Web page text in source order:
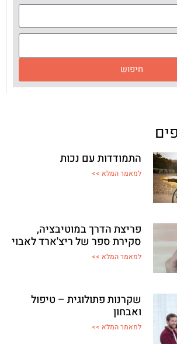
חיפוש
התמודדות עם נכות
למאמר המלא >>
פריצת הדרך במוטיבציה,
סקירת ספר של ריצ'ארד לאבוי
למאמר המלא >>
שקרנות פתולוגית – טיפול
ואבחון
למאמר המלא >>